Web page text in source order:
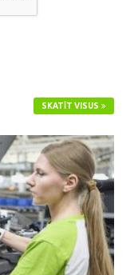
SKATĪT VISUS